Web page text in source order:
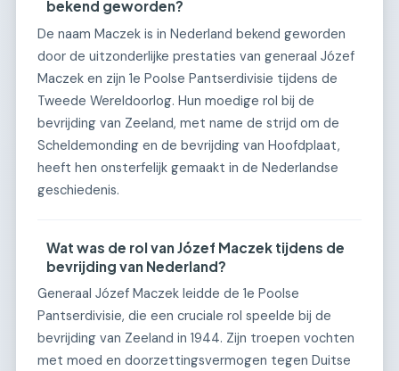
bekend geworden?
De naam Maczek is in Nederland bekend geworden
door de uitzonderlijke prestaties van generaal Józef
Maczek en zijn 1e Poolse Pantserdivisie tijdens de
Tweede Wereldoorlog. Hun moedige rol bij de
bevrijding van Zeeland, met name de strijd om de
Scheldemonding en de bevrijding van Hoofdplaat,
heeft hen onsterfelijk gemaakt in de Nederlandse
geschiedenis.
Wat was de rol van Józef Maczek tijdens de
bevrijding van Nederland?
Generaal Józef Maczek leidde de 1e Poolse
Pantserdivisie, die een cruciale rol speelde bij de
bevrijding van Zeeland in 1944. Zijn troepen vochten
met moed en doorzettingsvermogen tegen Duitse